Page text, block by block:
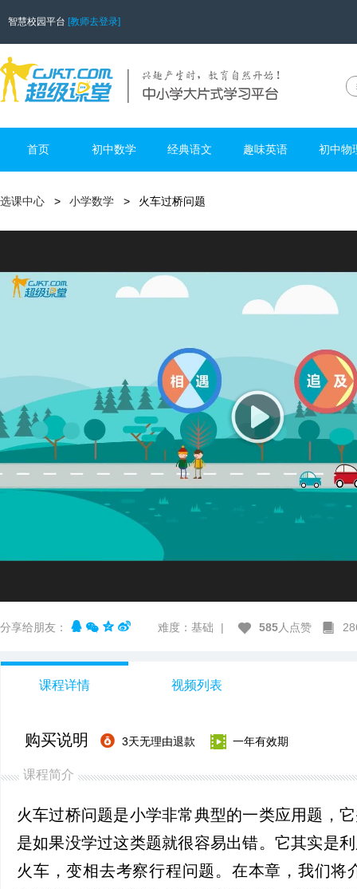
智慧校园平台 [教师去登录]
首页 初中数学 经典语文 趣味英语 初中物
选课中心 小学数学 火车过桥问题
分享给朋友： 难度：基础 | 585人点赞
课程详情 视频列表
购买说明 3天无理由退款 一年有效期
课程简介
火车过桥问题是小学非常典型的一类应用题，
是如果没学过这类题就很容易出错。它其实是
火车，变相去考察行程问题。在本章，我们将